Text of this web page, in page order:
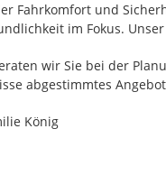
Fahrkomfort und
im Fokus.
wir Sie bei der
abgestimmtes
König